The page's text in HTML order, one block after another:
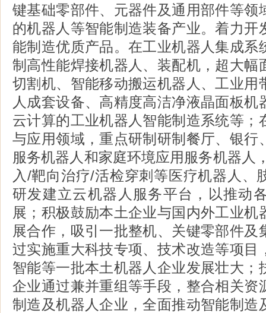
键基础零部件、元器件及通用部件等领
的机器人等智能制造装备产业。着力开
能制造优质产品。在工业机器人集成系
制高性能焊接机器人、装配机，超大幅
切割机、智能移动搬运机器人、工业用
人成套设备、高精度高洁净液晶面板机
云计算的工业机器人智能制造系统等；
与应用领域，重点研制研制餐厅、银行
服务机器人和家庭环境应用服务机器人
入/靶向治疗/活检穿刺等医疗机器人、
研发建立云机器人服务平台，以推动
展；积极鼓励本土企业与国内外工业机
展合作，吸引一批整机、关键零部件及
过实施重大科技专项、技术改造等项目
智能等一批本土机器人企业发展壮大；
企业通过兼并重组等手段，整合相关资
制造及机器人企业，全面推动智能制造